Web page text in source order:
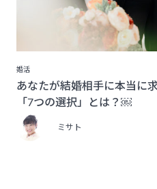
婚活
あなたが結婚相手に本当に
「7つの選択」とは？￼
ミサト